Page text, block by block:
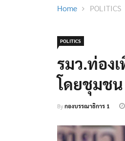
Home POLITICS
POLITICS
รมว.ท่อง
โดยชุมชน
Byกองบรรณาธิการ 1